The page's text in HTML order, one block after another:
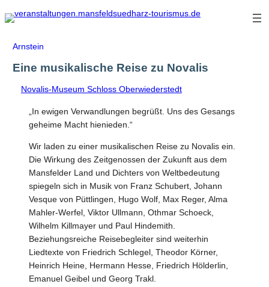
Zum
Inhalt
Arnstein
Eine musikalische Reise zu Novalis
Novalis-Museum Schloss Oberwiederstedt
„In ewigen Verwandlungen begrüßt. Uns des Gesangs
geheime Macht hienieden.“
Wir laden zu einer musikalischen Reise zu Novalis ein.
Die Wirkung des Zeitgenossen der Zukunft aus dem
Mansfelder Land und Dichters von Weltbedeutung
spiegeln sich in Musik von Franz Schubert, Johann
Vesque von Püttlingen, Hugo Wolf, Max Reger, Alma
Mahler-Werfel, Viktor Ullmann, Othmar Schoeck,
Wilhelm Killmayer und Paul Hindemith.
Beziehungsreiche Reisebegleiter sind weiterhin
Liedtexte von Friedrich Schlegel, Theodor Körner,
Heinrich Heine, Hermann Hesse, Friedrich Hölderlin,
Emanuel Geibel und Georg Trakl.